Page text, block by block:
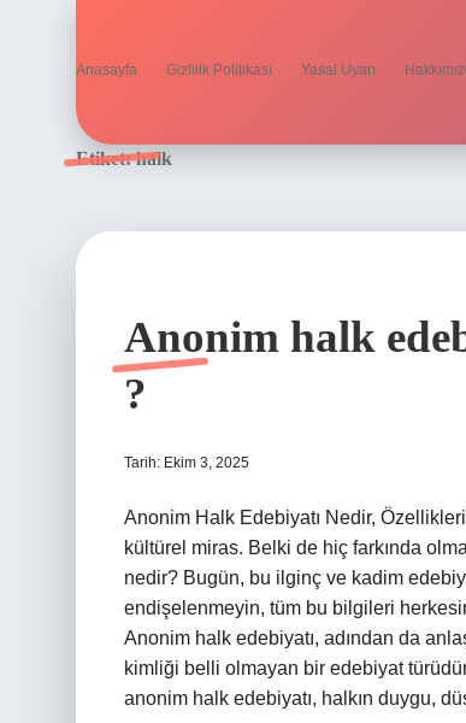
Anasayfa Gizlilik Politikası Yasal Uyarı
Etiket:halk
Anonim halk
?
Tarih: Ekim 3, 2025
Anonim Halk Edebiyatı Nedir,
kültürel miras. Belki de hiç farkında
nedir? Bugün, bu ilginç ve kadim
endişelenmeyin, tüm bu bilgileri
Anonim halk edebiyatı, adından da
kimliği belli olmayan bir edebiyat
anonim halk edebiyatı, halkın duygu,